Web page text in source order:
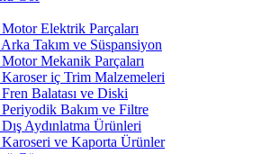
Elektrik Parçaları
Takım ve Süspansiyon
Mekanik Parçaları
Karoser iç Trim Malzemeleri
Balatası ve Diski
Bakım ve Filtre
Aydınlatma Ürünleri
Karoseri ve Kaporta Ürünler